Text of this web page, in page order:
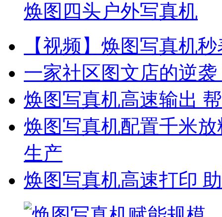
焕图四头户外写真机
【视频】焕图写真机
一家社区图文店的逆
焕图写真机高速输出
焕图写真机配置千米
生产
焕图写真机高速打印